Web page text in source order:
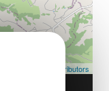
OpenStreetMap contributors